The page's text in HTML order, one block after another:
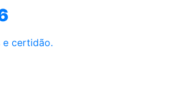
e certidão.